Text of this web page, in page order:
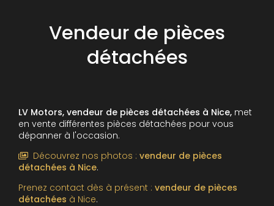
Vendeur de pièces
détachées
LV Motors, vendeur de pièces détachées à Nice, met
en vente différentes pièces détachées pour vous
dépanner à l'occasion.
Découvrez nos photos : vendeur de pièces
détachées à Nice.
Prenez contact dès à présent : vendeur de pièces
détachées à Nice.